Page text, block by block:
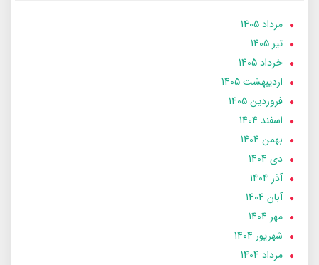
مرداد 1405
تير 1405
خرداد 1405
ارديبهشت 1405
فروردین 1405
اسفند 1404
بهمن 1404
دی 1404
آذر 1404
آبان 1404
مهر 1404
شهریور 1404
مرداد 1404